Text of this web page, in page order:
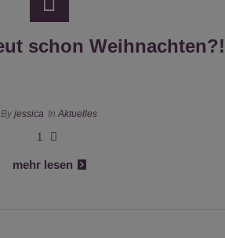
schon Weihnachten?!
Byjessica InAktuelles
1
mehr lesen